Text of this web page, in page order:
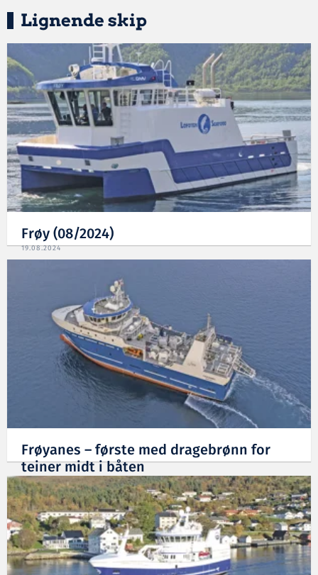
Lignende skip
Frøy (08/2024)
19.08.2024
Frøyanes – første med dragebrønn for
teiner midt i båten
13.02.2024